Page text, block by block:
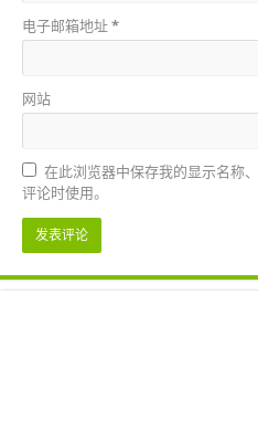
电子邮箱地址 *
网站
在此浏览器中保存我的显示名称
评论时使用。